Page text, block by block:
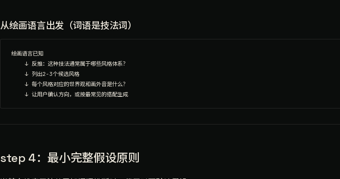
从绘画语言出发（词语是技法词）
绘画语言已知
    ↓ 反推：这种技法通常属于哪些风格体系？
    ↓ 列出2-3个候选风格
    ↓ 每个风格对应的世界观和画外音是什么？
step 4：最小完整假设原则